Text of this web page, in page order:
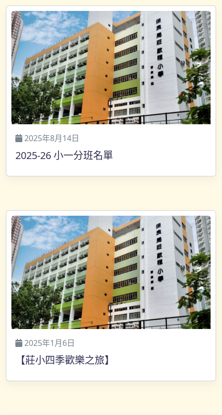
2025年8月14日
2025-26 小一分班名單
2025年1月6日
【莊小四季歡樂之旅】